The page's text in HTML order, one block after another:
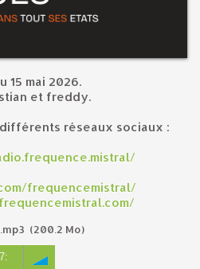
15 mai 2026.
et freddy.
réseaux sociaux :
frequencemistral/
(200.2 Mo)